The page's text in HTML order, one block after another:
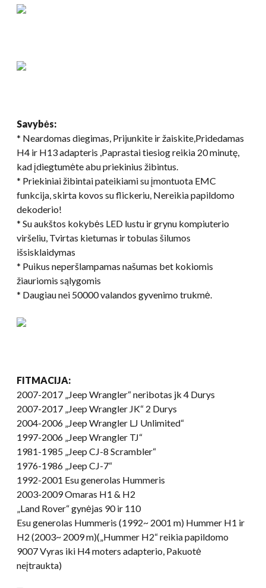
Savybės:
* Neardomas diegimas, Prijunkite ir žaiskite,Pridedamas
H4 ir H13 adapteris ,Paprastai tiesiog reikia 20 minutę,
kad įdiegtumėte abu priekinius žibintus.
* Priekiniai žibintai pateikiami su įmontuota EMC
funkcija, skirta kovos su flickeriu, Nereikia papildomo
dekoderio!
* Su aukštos kokybės LED lustu ir grynu kompiuterio
viršeliu, Tvirtas kietumas ir tobulas šilumos
išsisklaidymas
* Puikus neperšlampamas našumas bet kokiomis
žiauriomis sąlygomis
* Daugiau nei 50000 valandos gyvenimo trukmė.
FITMACIJA:
2007-2017 „Jeep Wrangler“ neribotas jk 4 Durys
2007-2017 „Jeep Wrangler JK“ 2 Durys
2004-2006 „Jeep Wrangler LJ Unlimited“
1997-2006 „Jeep Wrangler TJ“
1981-1985 „Jeep CJ-8 Scrambler“
1976-1986 „Jeep CJ-7“
1992-2001 Esu generolas Hummeris
2003-2009 Omaras H1 & H2
„Land Rover“ gynėjas 90 ir 110
Esu generolas Hummeris (1992~ 2001 m) Hummer H1 ir
H2 (2003~ 2009 m)(„Hummer H2“ reikia papildomo
9007 Vyras iki H4 moters adapterio, Pakuotė
neįtraukta)